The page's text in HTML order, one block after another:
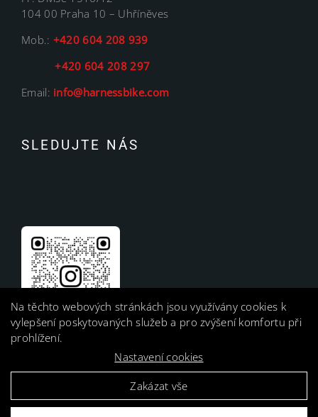
104 00 Praha 10 – Uhříněves
Mob.: +420 604 208 939
+420 604 208 297
Email: info@harnessbike.com
SLEDUJTE NÁS
Na těchto webových stránkách jsou využívány cookies k
vylepšení poskytovaných služeb a pro zvýšení komfortu při
prohlížení.
Nastavení cookies
Zakázat vše